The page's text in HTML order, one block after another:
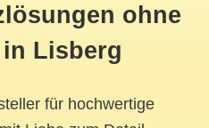
ohne
in Lisberg
für hochwertige